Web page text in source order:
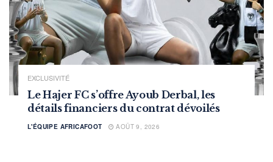
EXCLUSIVITÉ
Le Hajer FC s’offre Ayoub Derbal, les
détails financiers du contrat dévoilés
L'ÉQUIPE AFRICAFOOT AOÛT 9, 2026